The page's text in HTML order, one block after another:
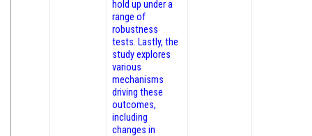
hold up under a
range of
robustness
tests. Lastly, the
study explores
various
mechanisms
driving these
outcomes,
including
changes in